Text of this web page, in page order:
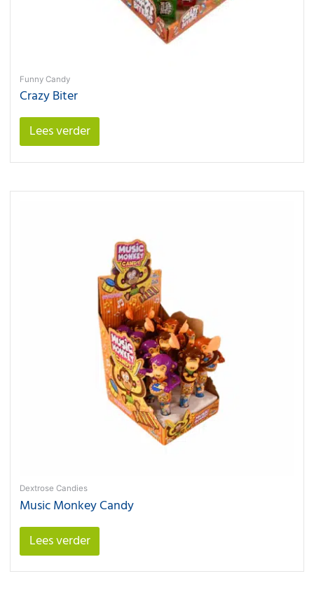
Funny Candy
Crazy Biter
Lees verder
Dextrose Candies
Music Monkey Candy
Lees verder